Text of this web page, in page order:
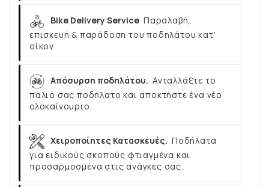
Bike Delivery Service Παραλαβή,
επισκευή & παράδοση του ποδηλάτου κατ’
οίκον
Απόσυρση ποδηλάτου. Ανταλλάξτε το
παλιό σας ποδήλατο και αποκτήστε ένα νέο
ολοκαίνουριο.
Χειροποίητες Κατασκευές. Ποδήλατα
για ειδικούς σκοπούς φτιαγμένα και
προσαρμοσμένα στις ανάγκες σας.